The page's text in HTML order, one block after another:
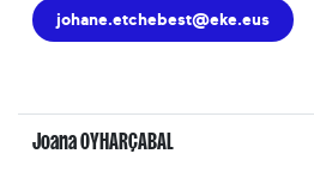
johane.etchebest@eke.eus
Joana OYHARÇABAL